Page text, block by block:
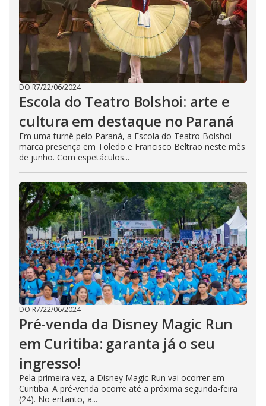
DO R7/22/06/2024
Escola do Teatro Bolshoi: arte e
cultura em destaque no Paraná
Em uma turnê pelo Paraná, a Escola do Teatro Bolshoi
marca presença em Toledo e Francisco Beltrão neste mês
de junho. Com espetáculos...
DO R7/22/06/2024
Pré-venda da Disney Magic Run
em Curitiba: garanta já o seu
ingresso!
Pela primeira vez, a Disney Magic Run vai ocorrer em
Curitiba. A pré-venda ocorre até a próxima segunda-feira
(24). No entanto, a...